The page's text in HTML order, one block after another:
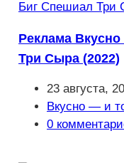
Реклама
Три Сыра (2022)
Запись
23 августа,
Рубрика
записи:
Вкусно — и
Комментарии
0